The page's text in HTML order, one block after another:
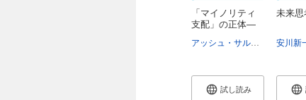
「マイノリティ
支配」の正体―
町田
試し読み
未来
安川新